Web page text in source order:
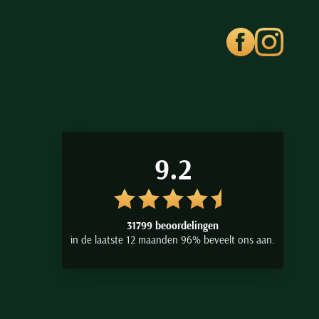
9.2
31799 beoordelingen
in de laatste 12 maanden 96% beveelt ons aan.